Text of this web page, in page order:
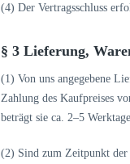
(4) Der Vertragsschluss
§ 3 Lieferung,
(1) Von uns angegebene
Zahlung des Kaufpreises
beträgt sie ca. 2–5
(2) Sind zum Zeitpunkt der